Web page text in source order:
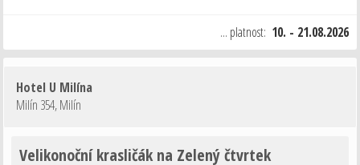
... platnost: 10. - 21.08.2026
Hotel U Milína
Milín 354,Milín
Velikonoční krasličák na Zelený čtvrtek